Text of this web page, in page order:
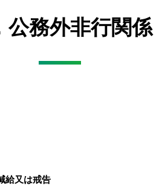
公務外非行関係
給又は戒告